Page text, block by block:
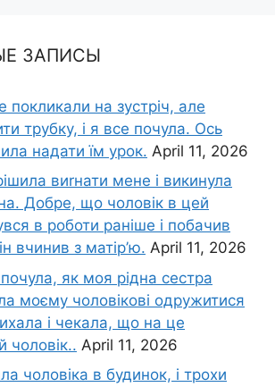
ЗАПИСЫ
покликали на зустріч, але
трубку, і я все почула. Ось
надати їм урок. April 11, 2026
виrнати мене і викинула
Добре, що чоловік в цей
в роботи раніше і побачив
вчинив з матір’ю. April 11, 2026
як моя рідна сестра
моєму чоловікові одружитися
і чекала, що на це
чоловік.. April 11, 2026
чоловіка в будинок, і трохи